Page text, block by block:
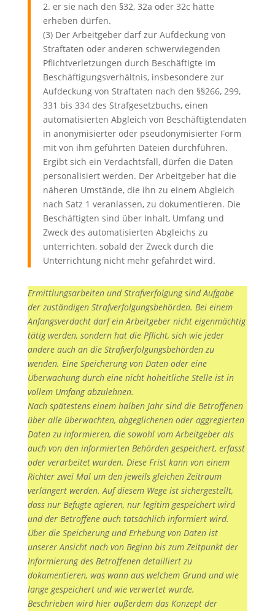
2. er sie nach den §32, 32a oder 32c hätte
erheben dürfen.
(3) Der Arbeitgeber darf zur Aufdeckung von
Straftaten oder anderen schwerwiegenden
Pflichtverletzungen durch Beschäftigte im
Beschäftigungsverhältnis, insbesondere zur
Aufdeckung von Straftaten nach den §§266, 299,
331 bis 334 des Strafgesetzbuchs, einen
automatisierten Abgleich von Beschäftigtendaten
in anonymisierter oder pseudonymisierter Form
mit von ihm geführten Dateien durchführen.
Ergibt sich ein Verdachtsfall, dürfen die Daten
personalisiert werden. Der Arbeitgeber hat die
näheren Umstände, die ihn zu einem Abgleich
nach Satz 1 veranlassen, zu dokumentieren. Die
Beschäftigten sind über Inhalt, Umfang und
Zweck des automatisierten Abgleichs zu
unterrichten, sobald der Zweck durch die
Unterrichtung nicht mehr gefährdet wird.
Ermittlungsarbeiten und Strafverfolgung sind Aufgabe
der zuständigen Strafverfolgungsbehörden. Bei einem
Anfangsverdacht darf ein Arbeitgeber nicht eigenmächtig
tätig werden, sondern hat die Pflicht, sich wie jeder
andere auch an die Strafverfolgungsbehörden zu
wenden. Eine Speicherung von Daten oder eine
Überwachung durch eine nicht hoheitliche Stelle ist in
vollem Umfang abzulehnen.
Nach spätestens einem halben Jahr sind die Betroffenen
über alle überwachten, abgeglichenen oder aggregierten
Daten zu informieren, die sowohl vom Arbeitgeber als
auch von den informierten Behörden gespeichert, erfasst
oder verarbeitet wurden. Diese Frist kann von einem
Richter zwei Mal um den jeweils gleichen Zeitraum
verlängert werden. Auf diesem Wege ist sichergestellt,
dass nur Befugte agieren, nur legitim gespeichert wird
und der Betroffene auch tatsächlich informiert wird.
Über die Speicherung und Erhebung von Daten ist
unserer Ansicht nach von Beginn bis zum Zeitpunkt der
Informierung des Betroffenen detailliert zu
dokumentieren, was wann aus welchem Grund und wie
lange gespeichert und wie verwertet wurde.
Beschrieben wird hier außerdem das Konzept der